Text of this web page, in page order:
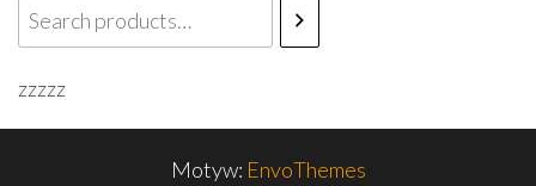
zzzzz
Motyw: EnvoThemes